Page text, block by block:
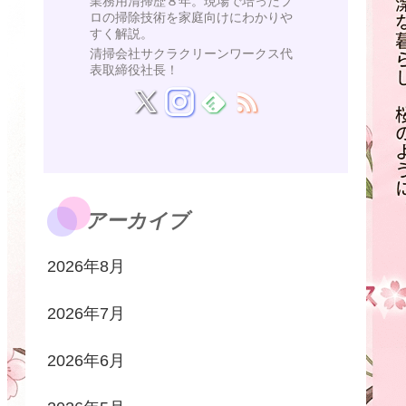
ロの掃除技術を家庭向けにわかりや
すく解説。
清掃会社サクラクリーンワークス代
表取締役社長！
アーカイブ
2026年8月
2026年7月
2026年6月